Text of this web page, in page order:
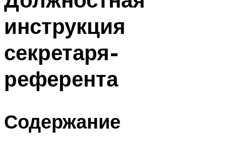
инструкция
секретаря-
референта
Содержание